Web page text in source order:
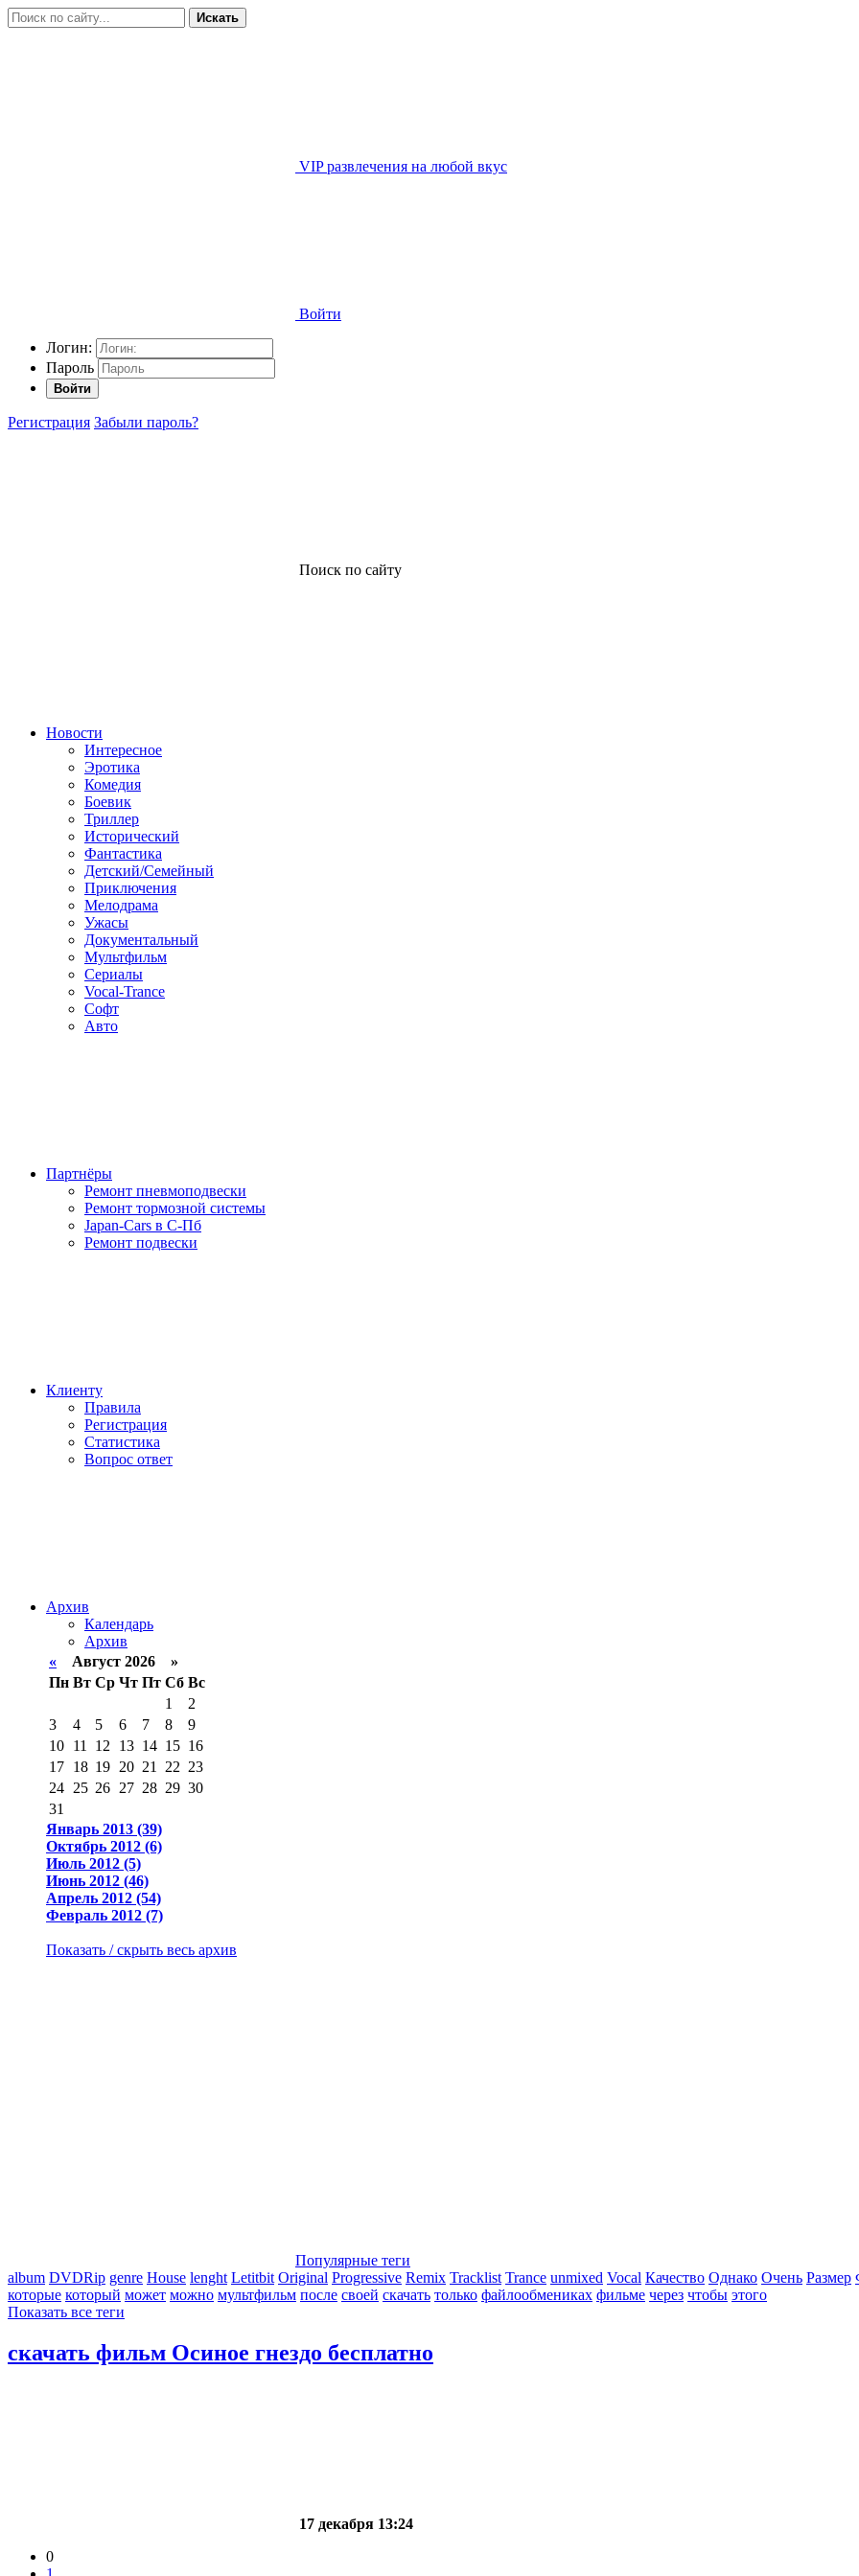
Искать
VIP развлечения на любой вкус
Войти
Логин:
Пароль
Войти
Регистрация Забыли пароль?
Поиск по сайту
Новости
Интересное
Эротика
Комедия
Боевик
Триллер
Исторический
Фантастика
Детский/Семейный
Приключения
Мелодрама
Ужасы
Документальный
Мультфильм
Сериалы
Vocal-Trance
Софт
Авто
Партнёры
Ремонт пневмоподвески
Ремонт тормозной системы
Japan-Cars в С-Пб
Ремонт подвески
Клиенту
Правила
Регистрация
Статистика
Вопрос ответ
Архив
Календарь
Архив
« Август 2026 »
Пн Вт Ср Чт Пт Сб Вс
1
2
3
4 5 6 7 8
9
10 11 12 13 14 15 16
17 18 19 20 21 22 23
24 25 26 27 28 29 30
31
Январь 2013 (39)
Октябрь 2012 (6)
Июль 2012 (5)
Июнь 2012 (46)
Апрель 2012 (54)
Февраль 2012 (7)
Показать / скрыть весь архив
Популярные теги
album DVDRip genre House lenght Letitbit Original Progressive Remix Tracklist Trance unmixed Vocal Качество Однако Очень Размер
которые который может можно мультфильм после своей скачать только файлообмениках фильме через чтобы этого
Показать все теги
скачать фильм Осиное гнездо бесплатно
17 декабря 13:24
0